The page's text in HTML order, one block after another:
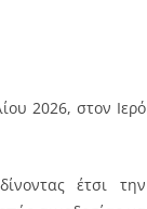
2026, στον Ιερό
έτσι την